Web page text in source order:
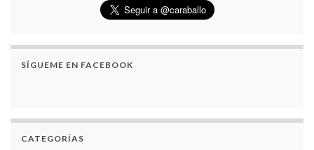
SÍGUEME EN FACEBOOK
CATEGORÍAS